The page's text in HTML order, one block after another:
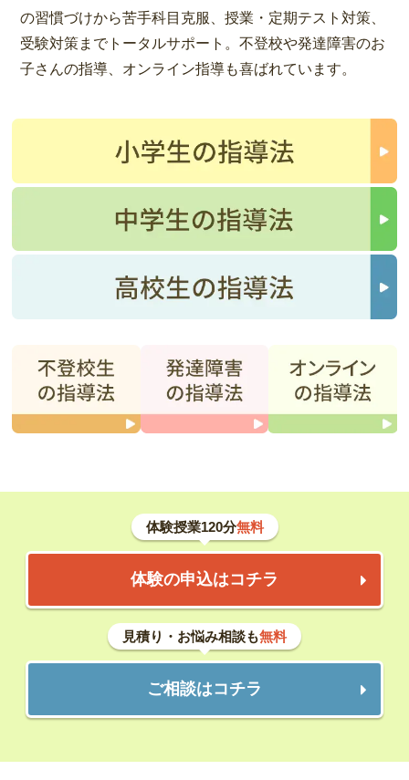
の習慣づけから苦手科目克服、授業・定期テスト対策、
受験対策までトータルサポート。不登校や発達障害のお
子さんの指導、オンライン指導も喜ばれています。
体験授業120分無料
体験の申込はコチラ
見積り・お悩み相談も無料
ご相談はコチラ